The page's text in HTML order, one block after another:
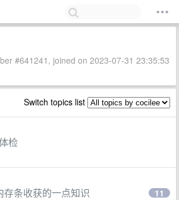
#641241, joined on 2023-07-31 23:35:53
Switch topics list
检
条收获的一点知识 11